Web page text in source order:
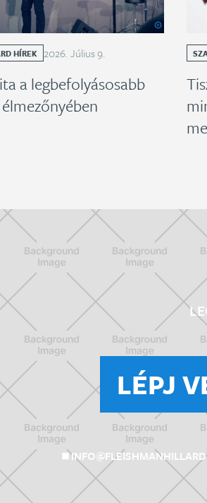
HÍREK 2026. Július9.
a legbefolyásosabb
LÉPJ